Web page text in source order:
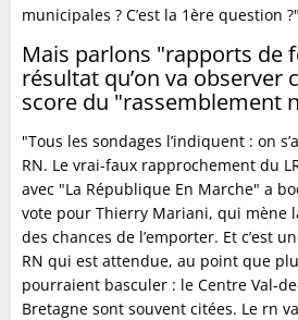
municipales ? C’est la 1ère question ?"
Mais parlons "rapports de
résultat qu’on va observer
score du "rassemblement
"Tous les sondages l’indiquent : on
RN. Le vrai-faux rapprochement du
avec "La République En Marche" a
vote pour Thierry Mariani, qui mène
des chances de l’emporter. Et c’est
RN qui est attendue, au point que
pourraient basculer : le Centre Val-
Bretagne sont souvent citées. Le rn